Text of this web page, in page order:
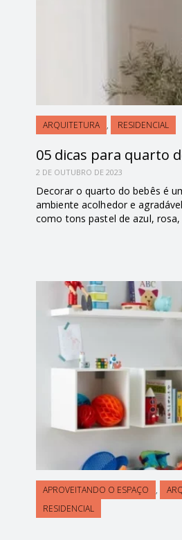
ARQUITETURA , RESIDENCIAL
05 dicas para quarto
2 DE OUTUBRO DE 2023
Decorar o quarto do bebês é
ambiente acolhedor e
como tons pastel de azul,
APROVEITANDO O ESPAÇO ,
RESIDENCIAL